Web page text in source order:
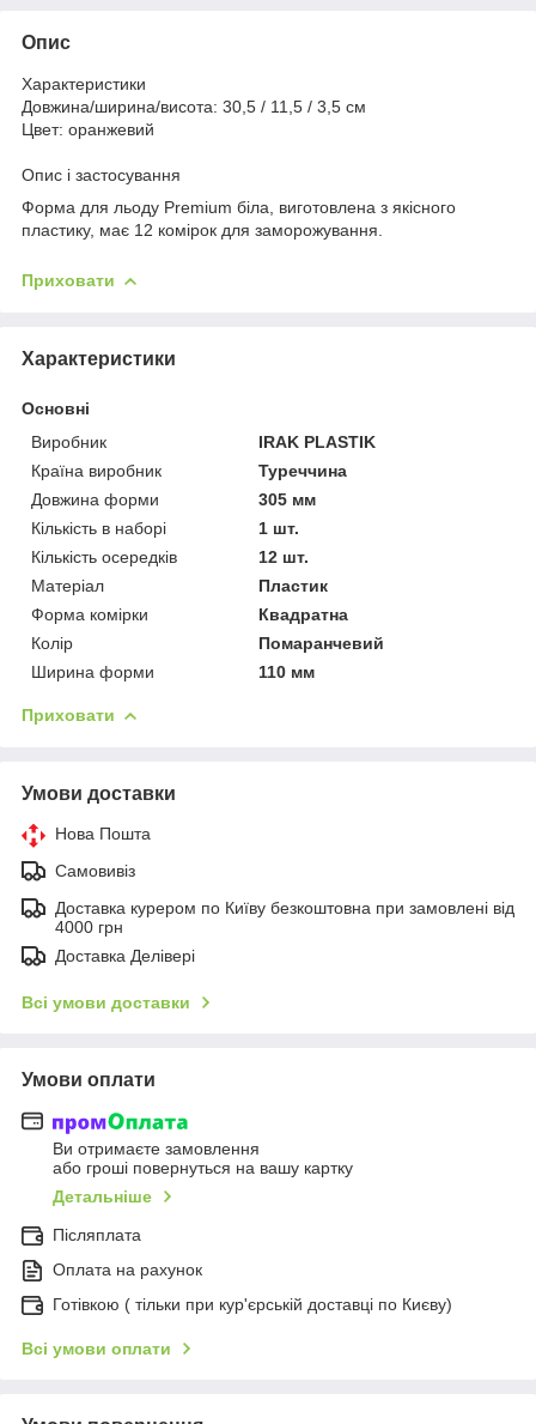
Опис
Характеристики
Довжина/ширина/висота: 30,5 / 11,5 / 3,5 см
Цвет: оранжевий
Опис і застосування
Форма для льоду Premium біла, виготовлена з якісного
пластику, має 12 комірок для заморожування.
Приховати
Характеристики
Основні
Виробник
IRAK PLASTIK
Країна виробник
Туреччина
Довжина форми
305 мм
Кількість в наборі
1 шт.
Кількість осередків
12 шт.
Матеріал
Пластик
Форма комірки
Квадратна
Колір
Помаранчевий
Ширина форми
110 мм
Приховати
Умови доставки
Нова Пошта
Самовивіз
Доставка курером по Київу безкоштовна при замовлені від
4000 грн
Доставка Делівері
Всі умови доставки
Умови оплати
Ви отримаєте замовлення
або гроші повернуться на вашу картку
Детальніше
Післяплата
Оплата на рахунок
Готівкою ( тільки при кур'єрській доставці по Києву)
Всі умови оплати